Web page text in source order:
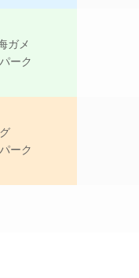
ガメ
ーク
ーク